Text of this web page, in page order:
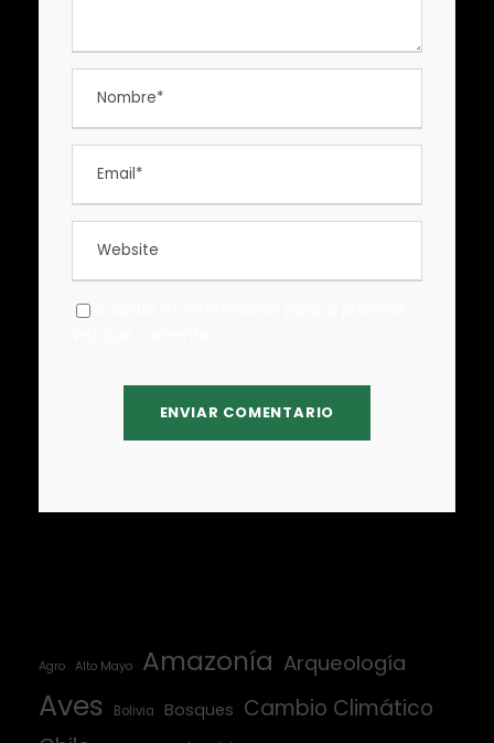
Agro Alto Mayo Amazonía Arqueología
Aves Bolivia Bosques Cambio Climático